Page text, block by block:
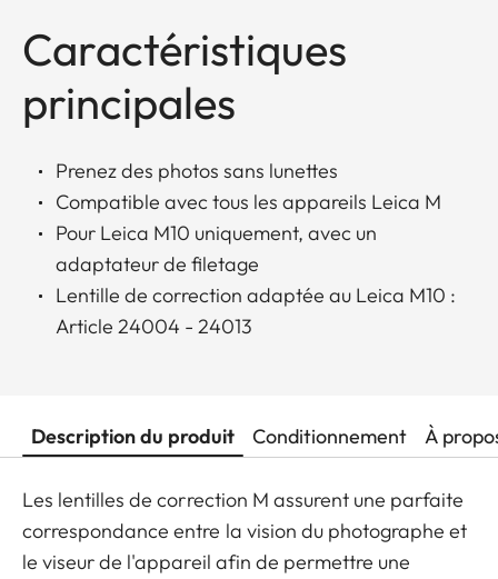
Caractéristiques
principales
Prenez des photos sans lunettes
Compatible avec tous les appareils Leica M
Pour Leica M10 uniquement, avec un
adaptateur de filetage
Lentille de correction adaptée au Leica M10 :
Article 24004 - 24013
Description du produit Conditionnement À
Les lentilles de correction M assurent une parfaite
correspondance entre la vision du photographe et
le viseur de l'appareil afin de permettre une